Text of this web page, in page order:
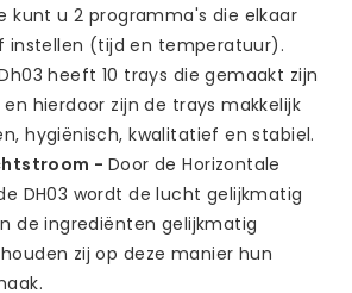
kunt u 2 programma's die elkaar
instellen (tijd en temperatuur).
heeft 10 trays die gemaakt zijn
en hierdoor zijn de trays makkelijk
hygiënisch, kwalitatief en stabiel.
- Door de Horizontale
DH03 wordt de lucht gelijkmatig
de ingrediënten gelijkmatig
zij op deze manier hun